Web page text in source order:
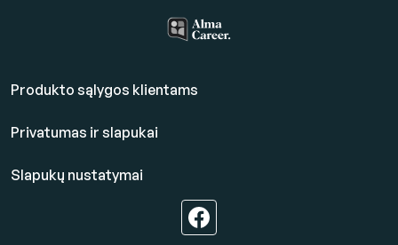
Produkto sąlygos klientams
Privatumas ir slapukai
Slapukų nustatymai